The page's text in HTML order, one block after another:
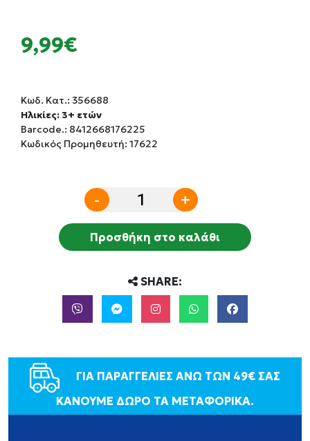
9,99€
Κωδ. Κατ.: 356688
Ηλικίες: 3+ ετών
Barcode.: 8412668176225
Κωδικός Προμηθευτή: 17622
- +
Προσθήκη στο καλάθι
SHARE:
ΓΙΑ ΠΑΡΑΓΓΕΛΙΕΣ ΑΝΩ ΤΩΝ 49€ ΣΑΣ
ΚΑΝΟΥΜΕ ΔΩΡΟ ΤΑ ΜΕΤΑΦΟΡΙΚΑ.